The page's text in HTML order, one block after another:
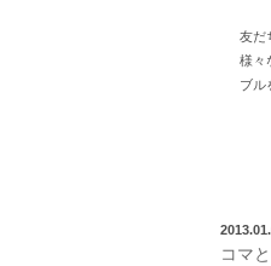
友だ
様々
ブル
コマ